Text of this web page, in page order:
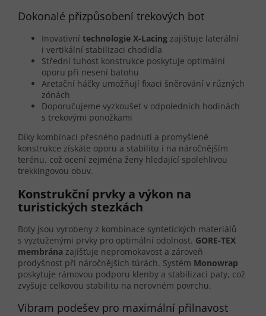
Dokonalé přizpůsobení trekových bot
Inovativní technologie X-Lacing zajišťuje laterální
i vertikální stabilizaci chodidla
Střední tuhost konstrukce poskytuje optimální
oporu při nesení batohu
Aretační háčky umožňují fixaci šněrování v různých
zónách
Doporučujeme vyzkoušet v odpoledních hodinách
s trekovými ponožkami
Díky kombinaci přesného padnutí a promyšlené
konstrukce získáte oporu a stabilitu i na náročnějším
terénu, což ocení zejména ženy hledající spolehlivou
trekkingovou obuv.
Konstrukční prvky a výkon na
turistických stezkách
Boty jsou vyrobeny z kombinace syntetických materiálů
s vyztuženými prvky pro optimální odolnost. GORE-TEX
membrána zajišťuje nepromokavost a zároveň
prodyšnost při náročnějších túrách. Systém Monowrap
poskytuje rámovou podporu klenby a stabilizaci paty, což
zvyšuje celkovou stabilitu na nerovném povrchu.
Vibram podešev pro maximální přilnavost